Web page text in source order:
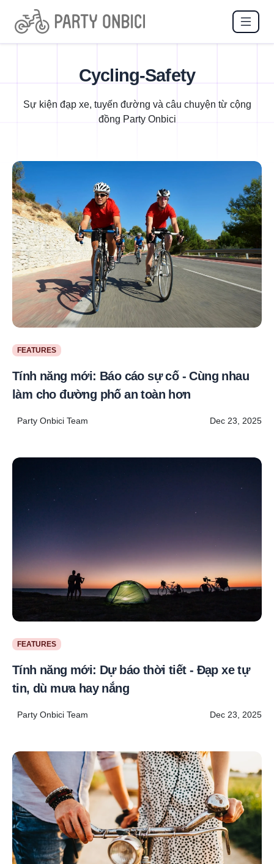
Cycling-Safety
Sự kiện đạp xe, tuyến đường và câu chuyện từ cộng
đồng Party Onbici
FEATURES
Tính năng mới: Báo cáo sự cố - Cùng nhau
làm cho đường phố an toàn hơn
Party Onbici Team Dec 23, 2025
FEATURES
Tính năng mới: Dự báo thời tiết - Đạp xe tự
tin, dù mưa hay nắng
Party Onbici Team Dec 23, 2025